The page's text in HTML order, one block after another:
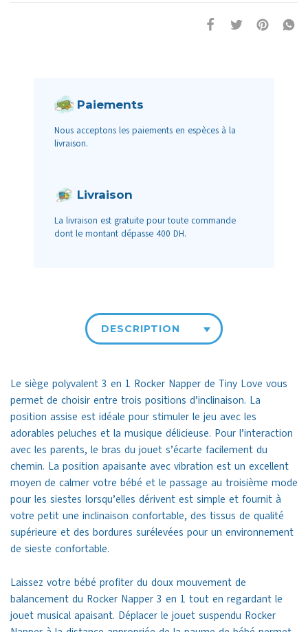
Paiements
Nous acceptons les paiements en espèces à la
livraison.
Livraison
La livraison est gratuite pour toute commande
dont le montant dépasse 400 DH.
DESCRIPTION
Le siège polyvalent 3 en 1 Rocker Napper de Tiny Love vous
permet de choisir entre trois positions d’inclinaison. La
position assise est idéale pour stimuler le jeu avec les
adorables peluches et la musique délicieuse. Pour l’interaction
avec les parents, le bras du jouet s’écarte facilement du
chemin. La position apaisante avec vibration est un excellent
moyen de calmer votre bébé et le passage au troisième mode
pour les siestes lorsqu’elles dérivent est simple et fournit à
votre petit une inclinaison confortable, des tissus de qualité
supérieure et des bordures surélevées pour un environnement
de sieste confortable.
Laissez votre bébé profiter du doux mouvement de
balancement du Rocker Napper 3 en 1 tout en regardant le
jouet musical apaisant. Déplacer le jouet suspendu Rocker